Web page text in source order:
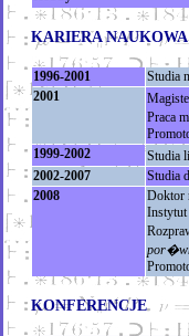
KARIERA NAUKOWA
1996-2001
Studia
2001
Praca
1999-2002
Studia
2002-2007
Studia
2008
Doktor
KONFERENCJE